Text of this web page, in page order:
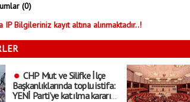
(0)
IP Bilgileriniz kayıt altına alınmaktadır..!
CHP Mut ve Silifke İlçe
Başkanlıklarında toplu istifa:
YENİ Parti’ye katılma kararı